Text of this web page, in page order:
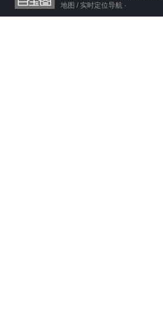
地图 / 实时定位导航 ·